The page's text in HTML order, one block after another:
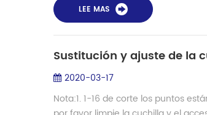
LEE MAS
Sustitución y ajuste de la
2020-03-17
Nota:1. 1-16 de corte los puntos